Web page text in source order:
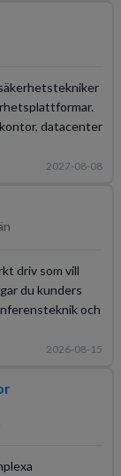
datacenter
2027-08-08
driv som vill
du kunders
och
2026-08-15